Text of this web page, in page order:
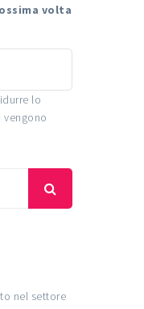
volta
lo
nel settore